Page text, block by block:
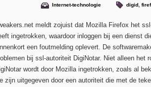
Internet-technologie digid
meldt zojuist dat Mozilla Firefox het
ingetrokken, waardoor inloggen bij een dienst
een foutmelding oplevert. De
bij ssl-autoriteit DigiNotar. Niet alleen het
wordt door Mozilla ingetrokken, zoals al
zijn uitgegeven door een autoriteit die met de